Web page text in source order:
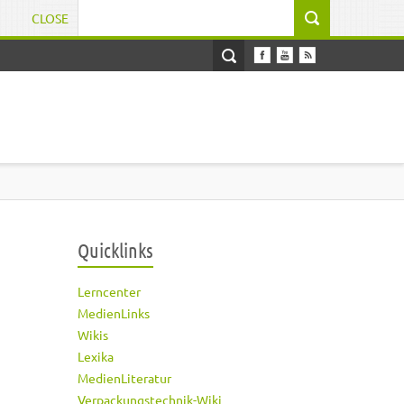
CLOSE
Quicklinks
Lerncenter
MedienLinks
Wikis
Lexika
MedienLiteratur
Verpackungstechnik-Wiki